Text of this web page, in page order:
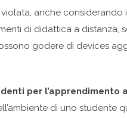
anche
di didattica a distanza,
godere di devices
per l’apprendimento
di uno studente